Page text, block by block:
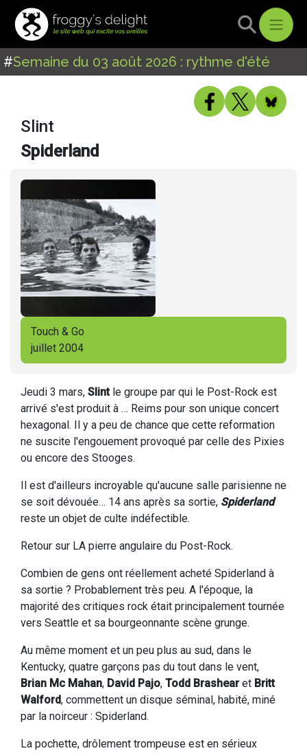
#Semaine du 03 août 2026 : rythme d'été
Slint
Spiderland
Touch & Go
juillet 2004
Jeudi 3 mars, Slintle groupe par qui le Post-Rock est
arrivé s'est produit à … Reims pour son unique concert
hexagonal. Il y a peu de chance que cette reformation
ne suscite l'engouement provoqué par celle des Pixies
ou encore des Stooges.
Il est d'ailleurs incroyable qu'aucune salle parisienne ne
se soit dévouée… 14 ans après sa sortie, Spiderland
reste un objet de culte indéfectible.
Retour sur LA pierre angulaire du Post-Rock.
Combien de gens ont réellement acheté Spiderland à
sa sortie ? Probablement très peu. A l'époque, la
majorité des critiques rock était principalement tournée
vers Seattle et sa bourgeonnante scène grunge.
Au même moment et un peu plus au sud, dans le
Kentucky, quatre garçons pas du tout dans le vent,
Brian Mc Mahan, David Pajo, Todd Brashearet Britt
Walford, commettent un disque séminal, habité, miné
par la noirceur : Spiderland.
La pochette, drôlement trompeuse est en sérieux